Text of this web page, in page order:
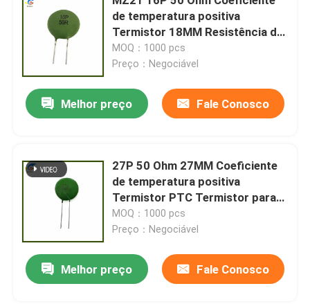
de temperatura positiva
Termistor 18MM Resistência do
termistor PTC
MOQ：1000 pcs
Preço：Negociável
Melhor preço Fale Conosco
27P 50 Ohm 27MM Coeficiente
de temperatura positiva
Termistor PTC Termistor para
servidores, inversores, fontes de
alimentação
MOQ：1000 pcs
Preço：Negociável
Melhor preço Fale Conosco